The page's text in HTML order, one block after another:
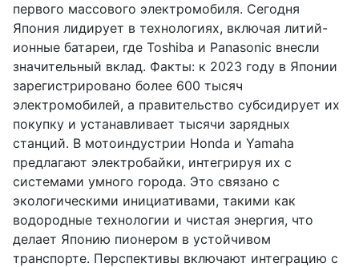
первого массового электромобиля. Сегодня
Япония лидирует в технологиях, включая литий-
ионные батареи, где Toshiba и Panasonic внесли
значительный вклад. Факты: к 2023 году в Японии
зарегистрировано более 600 тысяч
электромобилей, а правительство субсидирует их
покупку и устанавливает тысячи зарядных
станций. В мотоиндустрии Honda и Yamaha
предлагают электробайки, интегрируя их с
системами умного города. Это связано с
экологическими инициативами, такими как
водородные технологии и чистая энергия, что
делает Японию пионером в устойчивом
транспорте. Перспективы включают интеграцию с